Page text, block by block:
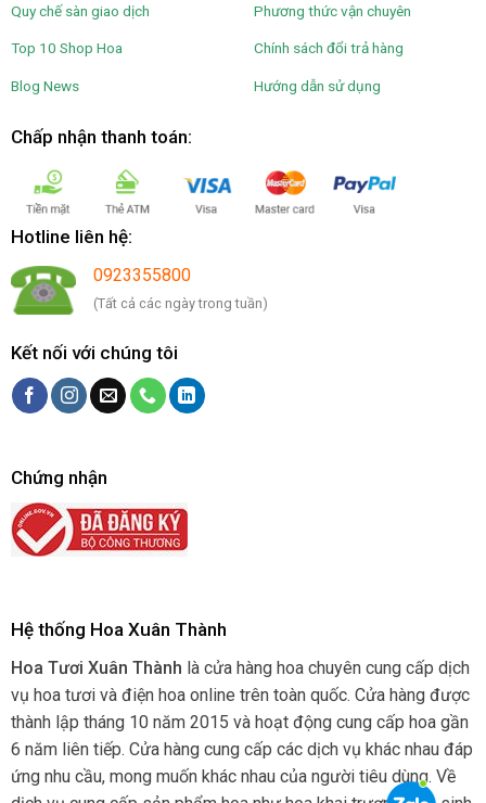
Quy chế sàn giao dịch
Top 10 Shop Hoa
Blog News
Phương thức vận chuyên
Chính sách đổi trả hàng
Hướng dẫn sử dụng
Chấp nhận thanh toán:
Hotline liên hệ:
0923355800
(Tất cả các ngày trong tuần)
Kết nối với chúng tôi
Chứng nhận
Hệ thống Hoa Xuân Thành
Hoa Tươi Xuân Thành là cửa hàng hoa chuyên cung cấp dịch
vụ hoa tươi và điện hoa online trên toàn quốc. Cửa hàng được
thành lập tháng 10 năm 2015 và hoạt động cung cấp hoa gần
6 năm liên tiếp. Cửa hàng cung cấp các dịch vụ khác nhau đáp
ứng nhu cầu, mong muốn khác nhau của người tiêu dùng. Về